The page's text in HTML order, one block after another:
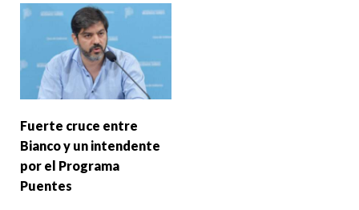
Fuerte cruce entre
Bianco y un intendente
por el Programa
Puentes